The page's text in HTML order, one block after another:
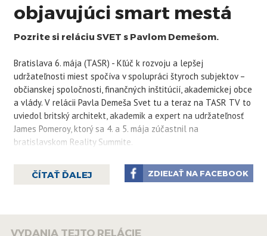
objavujúci smart mestá
Pozrite si reláciu SVET s Pavlom Demešom.
Bratislava 6. mája (TASR) - Kľúč k rozvoju a lepšej
udržateľnosti miest spočíva v spolupráci štyroch subjektov –
občianskej spoločnosti, finančných inštitúcií, akademickej obce
a vlády. V relácii Pavla Demeša Svet tu a teraz na TASR TV to
uviedol britský architekt, akademik a expert na udržateľnosť
James Pomeroy, ktorý sa 4. a 5. mája zúčastnil na
bratislavskom Reality Summite.
V rámci svojej televíznej relácie Smart Cities
ČÍTAŤ ĎALEJ ZDIEĽAŤ NA FACEBOOK
VYDANIA TEJTO RELÁCIE